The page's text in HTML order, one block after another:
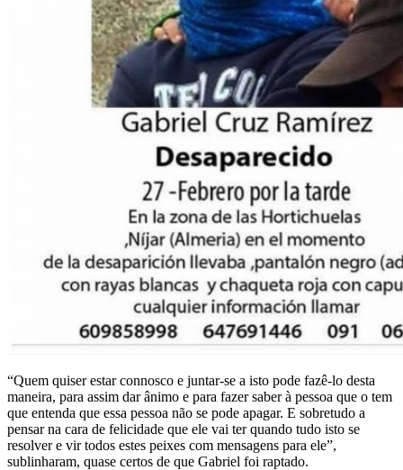
“Quem quiser estar connosco e juntar-se a isto pode fazê-lo desta
maneira, para assim dar ânimo e para fazer saber à pessoa que o tem
que entenda que essa pessoa não se pode apagar. E sobretudo a
pensar na cara de felicidade que ele vai ter quando tudo isto se
resolver e vir todos estes peixes com mensagens para ele”,
sublinharam, quase certos de que Gabriel foi raptado.